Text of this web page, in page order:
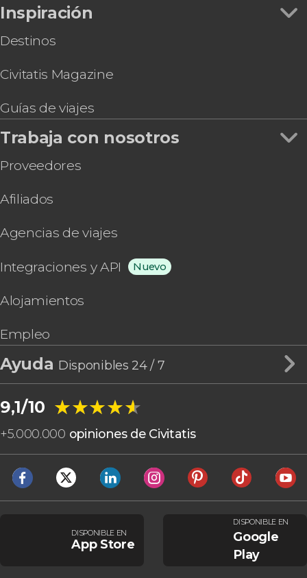
Inspiración
Destinos
Civitatis Magazine
Guías de viajes
Trabaja con nosotros
Proveedores
Afiliados
Agencias de viajes
Integraciones y API Nuevo
Alojamientos
Empleo
Ayuda Disponibles 24 / 7
9,1/10 ★★★★★
★★★★★
+5.000.000 opiniones de Civitatis
DISPONIBLE EN
App Store
DISPONIBLE EN
Google
Play